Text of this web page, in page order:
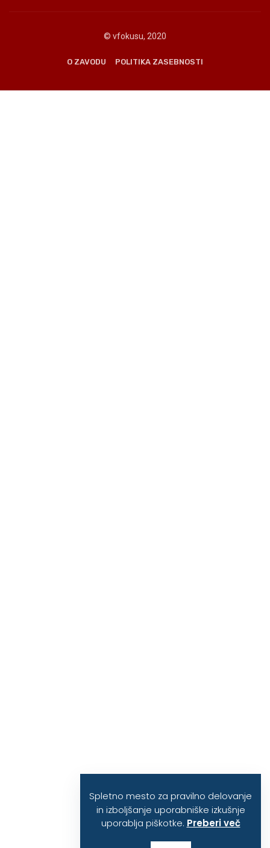
© vfokusu, 2020
O ZAVODU POLITIKA ZASEBNOSTI
Spletno mesto za pravilno delovanje
in izboljšanje uporabniške izkušnje
uporablja piškotke. Preberi več